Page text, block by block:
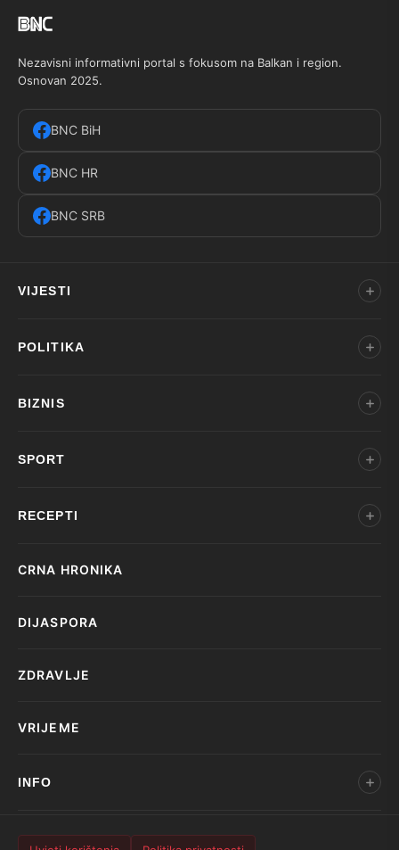
Nezavisni informativni portal s fokusom na Balkan i region.
Osnovan 2025.
BNC BiH
BNC HR
BNC SRB
VIJESTI
POLITIKA
BIZNIS
SPORT
RECEPTI
CRNA HRONIKA
DIJASPORA
ZDRAVLJE
VRIJEME
INFO